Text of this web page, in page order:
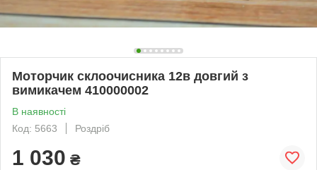
Моторчик склоочисника 12в довгий з
вимикачем 410000002
В наявності
Код: 5663
Роздріб
1 030 ₴